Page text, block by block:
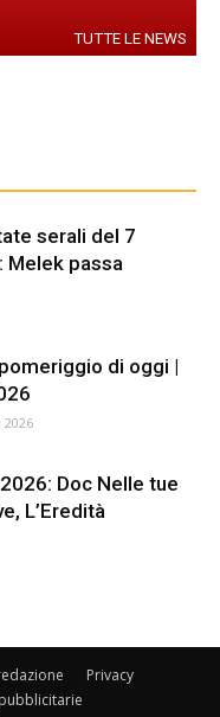
TUTTE LE NEWS
serali del 7
Melek passa
di oggi |
2026
Doc Nelle tue
L’Eredità
Privacy